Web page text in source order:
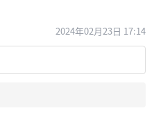
2024年02月23日 17:14